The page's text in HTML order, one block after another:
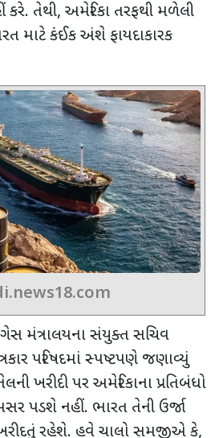
તેથી, અમેરિકા તરફથી મળેલી
માટે કંઈક અંશે ફાયદાકારક
ગેસ મંત્રાલયના સંયુક્ત સચિવ
પરિષદમાં સ્પષ્ટપણે જણાવ્યું
ખરીદી પર અમેરિકાના પ્રતિબંધો
પડશે નહીં. ભારત તેની ઉર્જા
રહેશે. હવે ચાલો સમજીએ કે,